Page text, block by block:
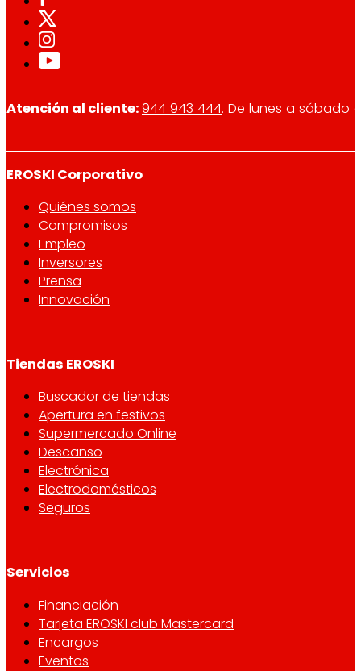
Atención al cliente:944 943 444. De lunes a sábado
EROSKI Corporativo
Quiénes somos
Compromisos
Empleo
Inversores
Prensa
Innovación
Tiendas EROSKI
Buscador de tiendas
Apertura en festivos
Supermercado Online
Descanso
Electrónica
Electrodomésticos
Seguros
Servicios
Financiación
Tarjeta EROSKI club Mastercard
Encargos
Eventos